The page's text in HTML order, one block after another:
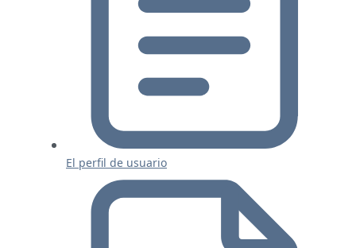
El perfil de usuario